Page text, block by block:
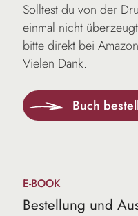
Solltest du von der
einmal nicht
bitte direkt bei
Vielen Dank.
Buch
E-BOOK
Bestellung und